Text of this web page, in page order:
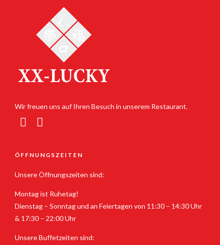
Wir freuen uns auf Ihren Besuch in unserem Restaurant.
ÖFFNUNGSZEITEN
Unsere Öffnungszeiten sind:
Montag ist Ruhetag!
Dienstag – Sonntag und an Feiertagen von 11:30 – 14:30 Uhr
& 17:30 – 22:00 Uhr
Unsere Buffetzeiten sind: